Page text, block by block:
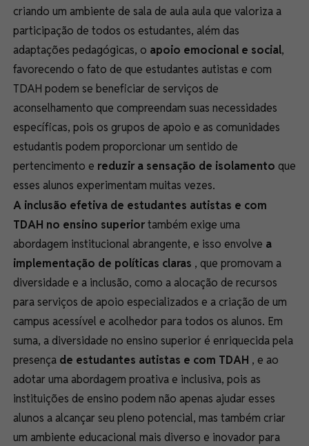
criando um ambiente de sala de aula aula que valoriza a
participação de todos os estudantes, além das
adaptações pedagógicas, o apoio emocional e social,
favorecendo o fato de que estudantes autistas e com
TDAH podem se beneficiar de serviços de
aconselhamento que compreendam suas necessidades
específicas, pois os grupos de apoio e as comunidades
estudantis podem proporcionar um sentido de
pertencimento e reduzir a sensação de isolamento que
esses alunos experimentam muitas vezes.
A inclusão efetiva de estudantes autistas e com
TDAH no ensino superiortambém exige uma
abordagem institucional abrangente, e isso envolve a
implementação de políticas claras , que promovam a
diversidade e a inclusão, como a alocação de recursos
para serviços de apoio especializados e a criação de um
campus acessível e acolhedor para todos os alunos. Em
suma, a diversidade no ensino superior é enriquecida pela
presença de estudantes autistas e com TDAH , e ao
adotar uma abordagem proativa e inclusiva, pois as
instituições de ensino podem não apenas ajudar esses
alunos a alcançar seu pleno potencial, mas também criar
um ambiente educacional mais diverso e inovador para